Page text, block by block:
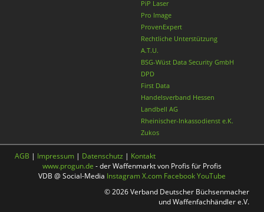
PiP Laser
Pro Image
ProvenExpert
Rechtliche Unterstützung
A.T.U.
BSG-Wüst Data Security GmbH
DPD
First Data
Handelsverband Hessen
Landbell AG
Rheinischer-Inkassodienst e.K.
Zukos
AGB | Impressum | Datenschutz | Kontakt
www.progun.de - der Waffenmarkt von Profis für Profis
VDB @ Social-Media InstagramX.com FacebookYouTube
© 2026 Verband Deutscher Büchsenmacher
und Waffenfachhändler e.V.